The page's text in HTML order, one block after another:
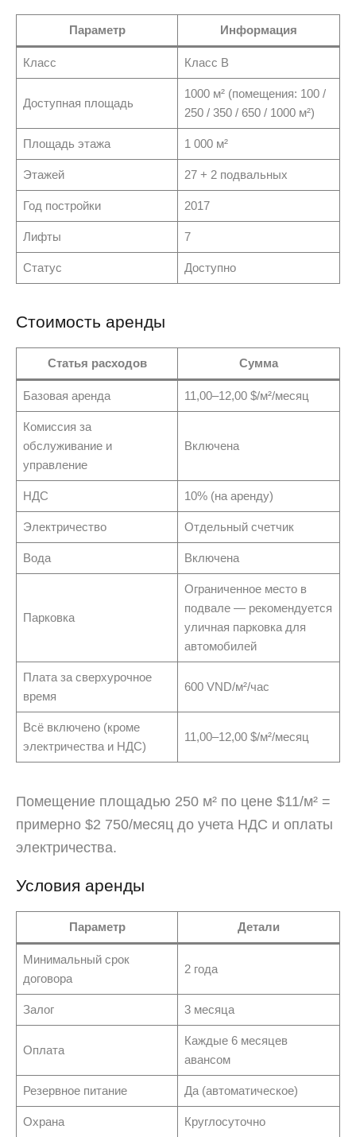
Параметр Информация
Класс Класс B
Доступная площадь
1000 м² (помещения: 100 /
250 / 350 / 650 / 1000 м²)
Площадь этажа 1 000 м²
Этажей 27 + 2 подвальных
Год постройки 2017
Лифты 7
Статус Доступно
Стоимость аренды
Статья расходов Сумма
Базовая аренда 11,00–12,00 $/м²/месяц
Комиссия за
обслуживание и
управление
Включена
НДС 10% (на аренду)
Электричество Отдельный счетчик
Вода Включена
Парковка
Ограниченное место в
подвале — рекомендуется
уличная парковка для
автомобилей
Плата за сверхурочное
время
600 VND/м²/час
Всё включено (кроме
электричества и НДС)
11,00–12,00 $/м²/месяц
Помещение площадью 250 м² по цене $11/м² =
примерно $2 750/месяц до учета НДС и оплаты
электричества.
Условия аренды
Параметр Детали
Минимальный срок
договора
2 года
Залог 3 месяца
Оплата
Каждые 6 месяцев
авансом
Резервное питание Да (автоматическое)
Охрана Круглосуточно